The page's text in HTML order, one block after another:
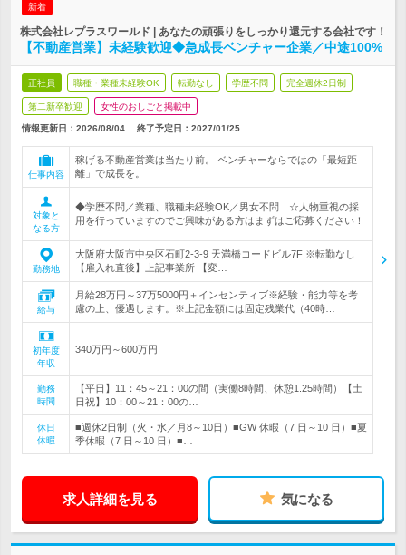
新着
株式会社レプラスワールド | あなたの頑張りをしっかり還元する会社です！
【不動産営業】未経験歓迎◆急成長ベンチャー企業／中途100%
正社員 職種・業種未経験OK 転勤なし 学歴不問 完全週休2日制
第二新卒歓迎 女性のおしごと掲載中
情報更新日：2026/08/04 終了予定日： 2027/01/25
仕事内容
稼げる不動産営業は当たり前。 ベンチャーならではの「最短距
離」で成長を。
対象と
なる方
◆学歴不問／業種、職種未経験OK／男女不問 ☆人物重視の採
用を行っていますのでご興味がある方はまずはご応募ください！
勤務地
大阪府大阪市中央区石町2-3-9 天満橋コードビル7F ※転勤なし
【雇入れ直後】上記事業所 【変…
給与
月給28万円～37万5000円＋インセンティブ※経験・能力等を考
慮の上、優遇します。※上記金額には固定残業代（40時…
初年度
年収
340万円～600万円
勤務
時間
【平日】11：45～21：00の間（実働8時間、休憩1.25時間）【土
日祝】10：00～21：00の…
休日
休暇
■週休2日制（火・水／月8～10日）■GW 休暇（7 日～10 日）■夏
季休暇（7 日～10 日）■…
求人詳細を見る 気になる